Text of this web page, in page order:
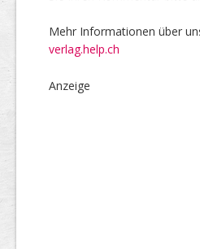
Mehr Informationen über
verlag.help.ch
Anzeige